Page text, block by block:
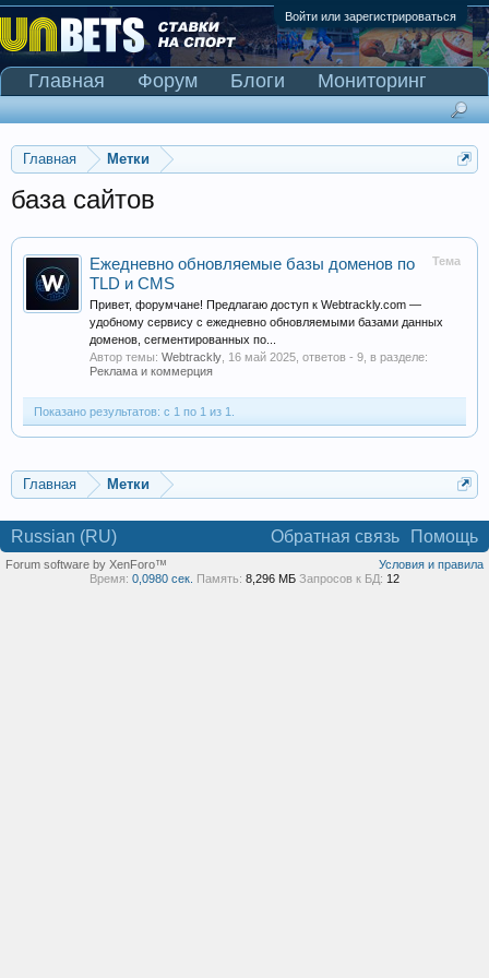
Войти или зарегистрироваться
Главная Метки
база сайтов
Тема
Ежедневно обновляемые базы доменов по
TLD и CMS
Привет, форумчане! Предлагаю доступ к Webtrackly.com —
удобному сервису с ежедневно обновляемыми базами данных
доменов, сегментированных по...
Автор темы: Webtrackly 16 май 2025 , ответов - 9, в разделе:
Реклама и коммерция
Показано результатов: с 1 по 1 из 1.
Главная Метки
Главная Форум Блоги
Мониторинг
Сканер Pinnacle
Russian (RU) Обратная связь Помощь
Условия и правила
Forum software by XenForo™
Время: 0,0980 сек. Память: 8,296 МБ Запросов к БД: 12